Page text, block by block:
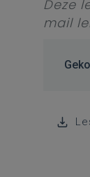
Deze
mail